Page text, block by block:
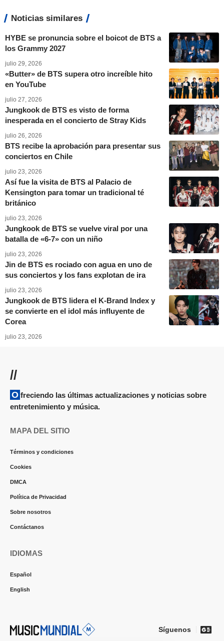
Noticias similares
HYBE se pronuncia sobre el boicot de BTS a
los Grammy 2027
julio 29, 2026
«Butter» de BTS supera otro increíble hito
en YouTube
julio 27, 2026
Jungkook de BTS es visto de forma
inesperada en el concierto de Stray Kids
julio 26, 2026
BTS recibe la aprobación para presentar sus
conciertos en Chile
julio 23, 2026
Así fue la visita de BTS al Palacio de
Kensington para tomar un tradicional té
británico
julio 23, 2026
Jungkook de BTS se vuelve viral por una
batalla de «6-7» con un niño
julio 23, 2026
Jin de BTS es rociado con agua en uno de
sus conciertos y los fans explotan de ira
julio 23, 2026
Jungkook de BTS lidera el K-Brand Index y
se convierte en el idol más influyente de
Corea
julio 23, 2026
//
Ofreciendo las últimas actualizaciones y noticias sobre
entretenimiento y música.
MAPA DEL SITIO
Términos y condiciones
Cookies
DMCA
Política de Privacidad
Sobre nosotros
Contáctanos
IDIOMAS
Español
English
Síguenos